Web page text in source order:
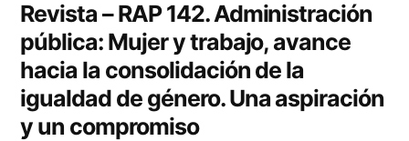
Revista – RAP 142. Administración
pública: Mujer y trabajo, avance
hacia la consolidación de la
igualdad de género. Una aspiración
y un compromiso